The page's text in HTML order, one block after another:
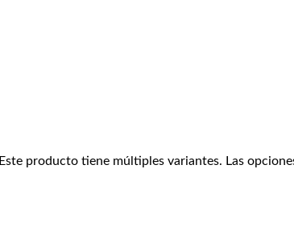
Este producto tiene múltiples variantes. Las